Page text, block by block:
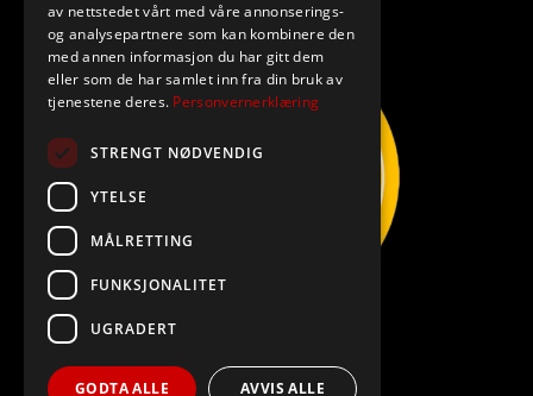
av nettstedet vårt med våre annonserings-
og analysepartnere som kan kombinere den
med annen informasjon du har gitt dem
eller som de har samlet inn fra din bruk av
tjenestene deres. Personvernerklæring
STRENGT NØDVENDIG
YTELSE
MÅLRETTING
FUNKSJONALITET
UGRADERT
GODTA ALLE AVVIS ALLE